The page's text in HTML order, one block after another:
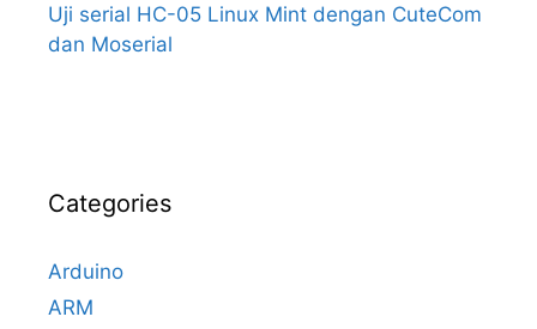
Uji serial HC-05 Linux Mint dengan CuteCom
dan Moserial
Categories
Arduino
ARM